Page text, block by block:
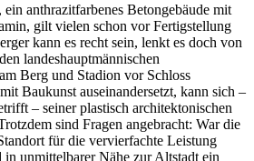
anthrazitfarbenes Betongebäude mit
gilt vielen schon vor Fertigstellung
kann es recht sein, lenkt es doch von
landeshauptmännischen
Berg und Stadion vor Schloss
Baukunst auseinandersetzt, kann sich –
– seiner plastisch architektonischen
sind Fragen angebracht: War die
für die vervierfachte Leistung
in unmittelbarer Nähe zur Altstadt ein